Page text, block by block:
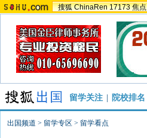
搜狐 ChinaRen 17173 焦
留学关注 院校排名
出国频道 > 留学专区 > 留学看点